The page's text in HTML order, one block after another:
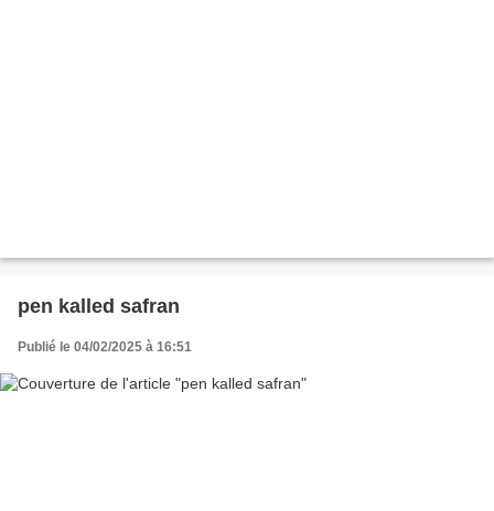
pen kalled safran
Publié le 04/02/2025 à 16:51